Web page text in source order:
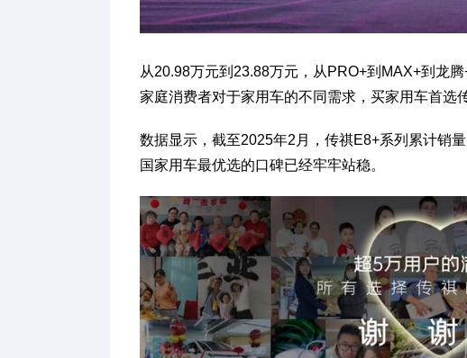
从20.98万元到23.88万元，从PRO+到MAX+到龙
家庭消费者对于家用车的不同需求，买家用车首选
数据显示，截至2025年2月，传祺E8+系列累计销
国家用车最优选的口碑已经牢牢站稳。